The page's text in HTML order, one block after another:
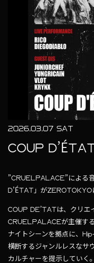
2026.03.07 SAT
COUP
”CRUELPALACE”による
D’ÉTAT」がZEROTOKYO
COUP DE’TATは、クリエ
CRUELPALACEが主催す
ナイトシーンを拠点に、
横断するジャンルレスなサ
カルチャーを提示していく。